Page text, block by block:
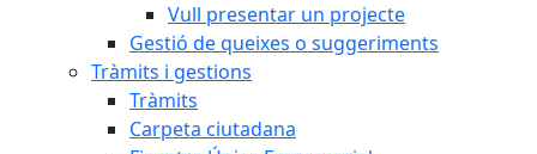
Vull presentar un projecte
Gestió de queixes o suggeriments
Tràmits i gestions
Tràmits
Carpeta ciutadana